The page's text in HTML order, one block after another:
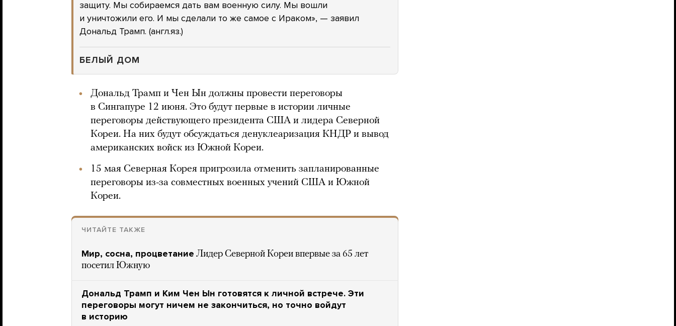
защиту. Мы собираемся дать вам военную силу. Мы вошли
и уничтожили его. И мы сделали то же самое с Ираком», — заявил
Дональд Трамп. (англ.яз.)
БЕЛЫЙ ДОМ
Дональд Трамп и Чен Ын должны провести переговоры
в Сингапуре 12 июня. Это будут первые в истории личные
переговоры действующего президента США и лидера Северной
Кореи. На них будут обсуждаться денуклеаризация КНДР и вывод
американских войск из Южной Кореи.
15 мая Северная Корея пригрозила отменить запланированные
переговоры из-за совместных военных учений США и Южной
Кореи.
ЧИТАЙТЕ ТАКЖЕ
Мир, сосна, процветание Лидер Северной Кореи впервые за 65 лет
посетил Южную
Дональд Трамп и Ким Чен Ын готовятся к личной встрече. Эти
переговоры могут ничем не закончиться, но точно войдут
в историю